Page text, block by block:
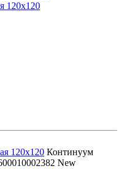
120x120
120x120 Континуум
New